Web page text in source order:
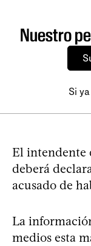
Nuestro
Si
El intendente
deberá
acusado de
La
medios esta